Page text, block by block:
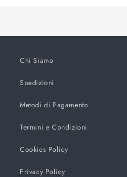
Chi Siamo
Spedizioni
Metodi di Pagamento
Termini e Condizioni
Cookies Policy
Privacy Policy